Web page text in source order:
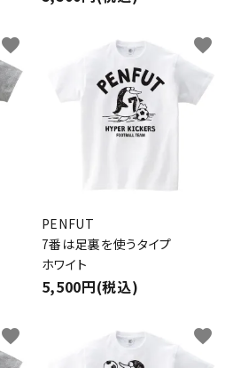
favorite
PENFUT
7番は足裏を使うタイプ
ホワイト
5,500円(税込)
favorite
favorite favorite